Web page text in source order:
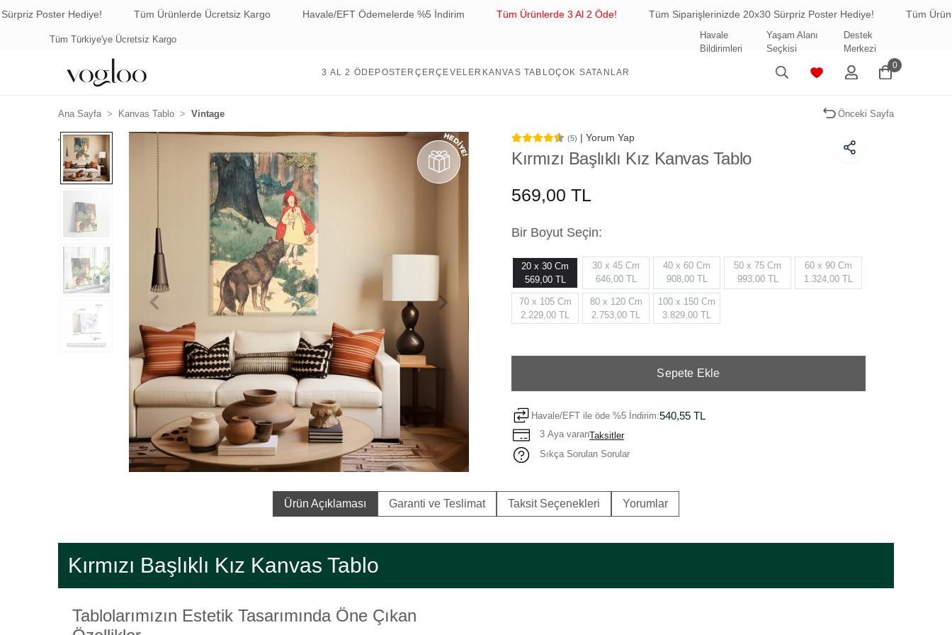
Hediye! Tüm Ürünlerde Ücretsiz Kargo Havale/EFT Ödemelerde %5 İndirim Tüm Ürünlerde 3 Al 2 Öde! Tüm Siparişlerinizde 20x30 Sürpriz Poster Hediye! Tüm Ürünlerde
Havale ile Ödemede %5 İndirim
Havale
Bildirimleri
Yaşam Alanı
Seçkisi
Destek
Merkezi
3 AL 2 ÖDEPOSTER ÇERÇEVELER KANVAS TABLOÇOK SATANLAR
0
Ana Sayfa Kanvas Tablo Vintage Önceki Sayfa
(5) | Yorum Yap
Kırmızı Başlıklı Kız Kanvas Tablo
569,00 TL
Bir Boyut Seçin:
20 x 30 Cm
569,00 TL
30 x 45 Cm
646,00 TL
40 x 60 Cm
908,00 TL
50 x 75 Cm
993,00 TL
60 x 90 Cm
1.324,00 TL
70 x 105 Cm
2.229,00 TL
80 x 120 Cm
2.753,00 TL
100 x 150 Cm
3.829,00 TL
Sepete Ekle
Havale/EFT ile öde %5 İndirim:540,55 TL
3 Aya varanTaksitler
Sıkça Sorulan Sorular
Ürün Açıklaması Garanti ve Teslimat Taksit Seçenekleri Yorumlar
Kırmızı Başlıklı Kız Kanvas Tablo
Tablolarımızın Estetik Tasarımında Öne Çıkan